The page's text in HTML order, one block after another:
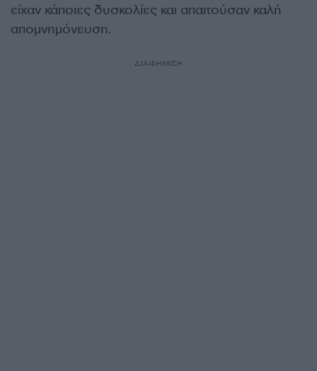
είχαν κάποιες δυσκολίες και απαιτούσαν καλή
απομνημόνευση.
ΔΙΑΦΗΜΙΣΗ